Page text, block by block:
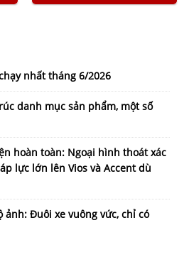
nhất tháng 6/2026
danh mục sản phẩm, một số
hoàn toàn: Ngoại hình thoát xác
lực lớn lên Vios và Accent dù
ảnh: Đuôi xe vuông vức, chỉ có